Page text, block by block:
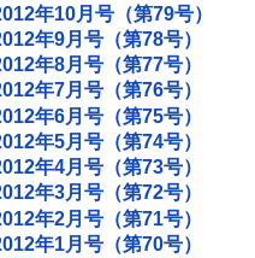
年10月号（第79号）
年9月号（第78号）
年8月号（第77号）
年7月号（第76号）
年6月号（第75号）
年5月号（第74号）
年4月号（第73号）
年3月号（第72号）
年2月号（第71号）
年1月号（第70号）